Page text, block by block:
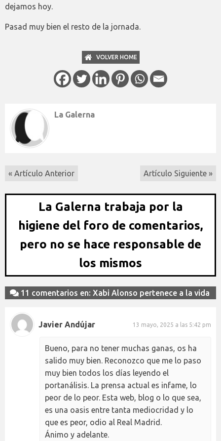
dejamos hoy.
Pasad muy bien el resto de la jornada.
VOLVER HOME
La Galerna
« Artículo Anterior Artículo Siguiente »
La Galerna trabaja por la
higiene del foro de comentarios,
pero no se hace responsable de
los mismos
11 comentarios en: Xabi Alonso pertenece a la vida
Javier Andújar 13 mayo, 2025 a las 5:42 pm
Bueno, para no tener muchas ganas, os ha
salido muy bien. Reconozco que me lo paso
muy bien todos los días leyendo el
portanálisis. La prensa actual es infame, lo
peor de lo peor. Esta web, blog o lo que sea,
es una oasis entre tanta mediocridad y lo
que es peor, odio al Real Madrid.
Ánimo y adelante.